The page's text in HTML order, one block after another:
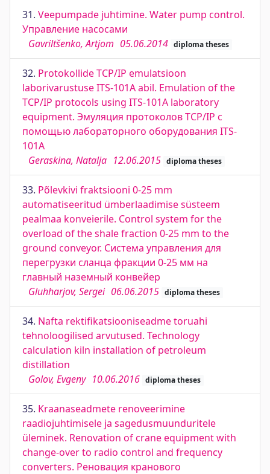
31. Veepumpade juhtimine. Water pump control.
Управление насосами
Gavriltšenko, Artjom 05.06.2014 diploma theses
32. Protokollide TCP/IP emulatsioon
laborivarustuse ITS-101A abil. Emulation of the
TCP/IP protocols using ITS-101A laboratory
equipment. Эмуляция протоколов TCP/IP с
помощью лабораторного оборудования ITS-
101A
Geraskina, Natalja 12.06.2015 diploma theses
33. Põlevkivi fraktsiooni 0-25 mm
automatiseeritud ümberlaadimise süsteem
pealmaa konveierile. Сontrol system for the
overload of the shale fraction 0-25 mm to the
ground conveyor. Система управления для
перегрузки сланца фракции 0-25 мм на
главный наземный конвейер
Gluhharjov, Sergei 06.06.2015 diploma theses
34. Nafta rektifikatsiooniseadme toruahi
tehnoloogilised arvutused. Technology
calculation kiln installation of petroleum
distillation
Golov, Evgeny 10.06.2016 diploma theses
35. Kraanaseadmete renoveerimine
raadiojuhtimisele ja sagedusmuunduritele
üleminek. Renovation of crane equipment with
change-over to radio control and frequency
converters. Реновация кранового